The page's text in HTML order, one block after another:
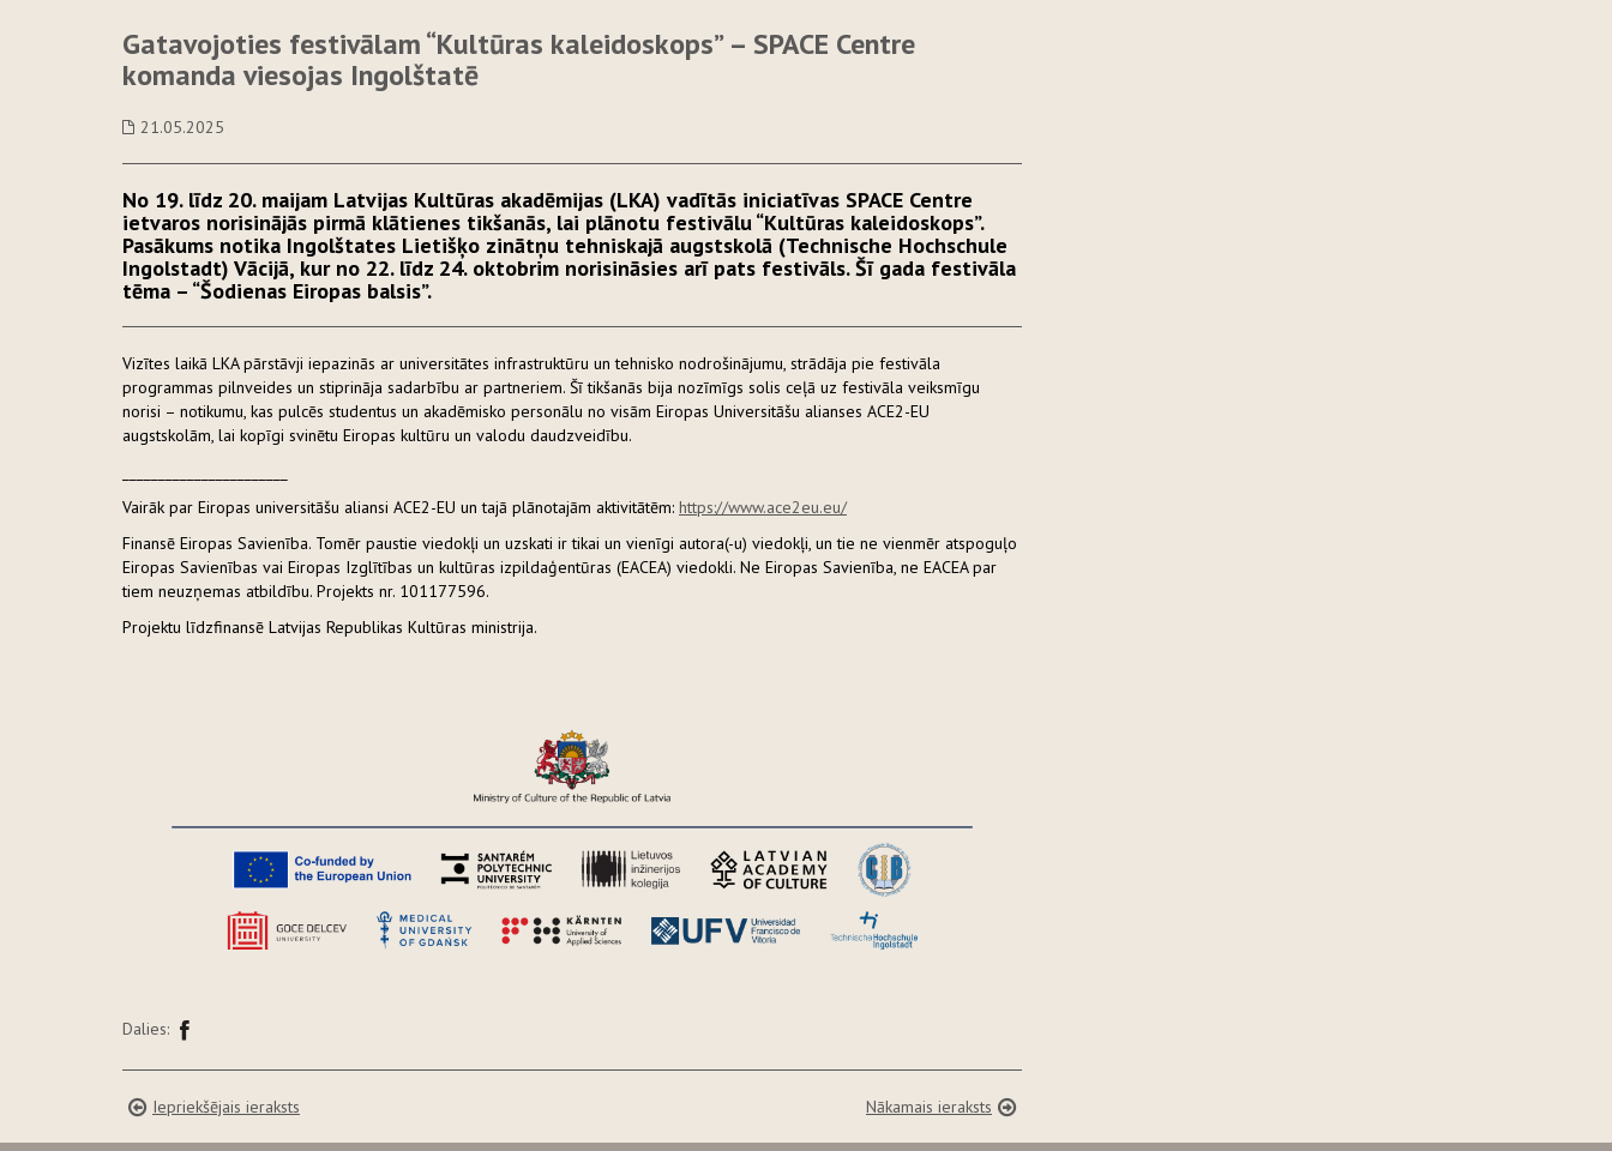
Gatavojoties festivālam “Kultūras kaleidoskops” – SPACE Centre
komanda viesojas Ingolštatē
21.05.2025
No 19. līdz 20. maijam Latvijas Kultūras akadēmijas (LKA) vadītās iniciatīvas SPACE Centre
ietvaros norisinājās pirmā klātienes tikšanās, lai plānotu festivālu “Kultūras kaleidoskops”.
Pasākums notika Ingolštates Lietišķo zinātņu tehniskajā augstskolā (Technische Hochschule
Ingolstadt) Vācijā, kur no 22. līdz 24. oktobrim norisināsies arī pats festivāls. Šī gada festivāla
tēma – “Šodienas Eiropas balsis”.
Vizītes laikā LKA pārstāvji iepazinās ar universitātes infrastruktūru un tehnisko nodrošinājumu, strādāja pie festivāla
programmas pilnveides un stiprināja sadarbību ar partneriem. Šī tikšanās bija nozīmīgs solis ceļā uz festivāla veiksmīgu
norisi – notikumu, kas pulcēs studentus un akadēmisko personālu no visām Eiropas Universitāšu alianses ACE2-EU
augstskolām, lai kopīgi svinētu Eiropas kultūru un valodu daudzveidību.
Vairāk par Eiropas universitāšu aliansi ACE2-EU un tajā plānotajām aktivitātēm: https://www.ace2eu.eu/
Finansē Eiropas Savienība. Tomēr paustie viedokļi un uzskati ir tikai un vienīgi autora(-u) viedokļi, un tie ne vienmēr atspoguļo
Eiropas Savienības vai Eiropas Izglītības un kultūras izpildaģentūras (EACEA) viedokli. Ne Eiropas Savienība, ne EACEA par
tiem neuzņemas atbildību. Projekts nr. 101177596.
Projektu līdzfinansē Latvijas Republikas Kultūras ministrija.
Dalies:
Iepriekšējais ieraksts Nākamais ieraksts